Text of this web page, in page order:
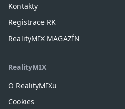
Kontakty
Registrace RK
RealityMIX MAGAZÍN
RealityMIX
O RealityMIXu
Cookies